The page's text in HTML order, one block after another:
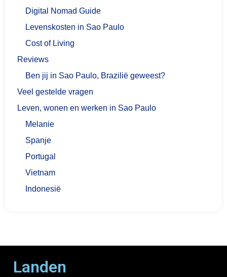
Digital Nomad Guide
Levenskosten in Sao Paulo
Cost of Living
Reviews
Ben jij in Sao Paulo, Brazilië geweest?
Veel gestelde vragen
Leven, wonen en werken in Sao Paulo
Melanie
Spanje
Portugal
Vietnam
Indonesië
Landen